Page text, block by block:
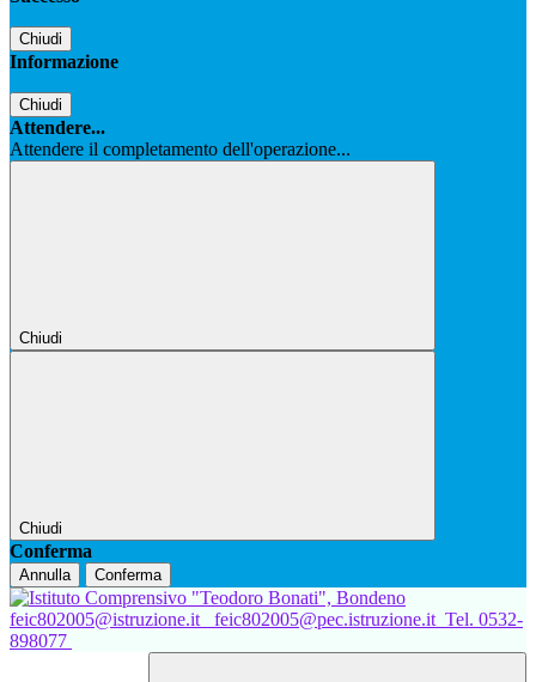
Chiudi
Informazione
Chiudi
Attendere...
Attendere il completamento dell'operazione...
Chiudi
Chiudi
Conferma
Annulla Conferma
feic802005@istruzione.it feic802005@pec.istruzione.it Tel. 0532-
898077